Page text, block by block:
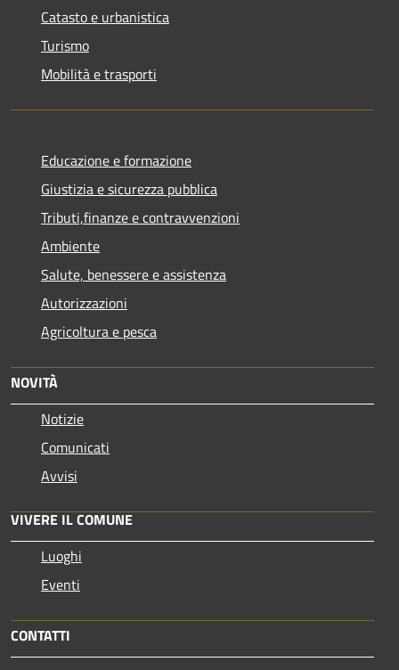
Catasto e urbanistica
Turismo
Mobilità e trasporti
Educazione e formazione
Giustizia e sicurezza pubblica
Tributi,finanze e contravvenzioni
Ambiente
Salute, benessere e assistenza
Autorizzazioni
Agricoltura e pesca
NOVITÀ
Notizie
Comunicati
Avvisi
VIVERE IL COMUNE
Luoghi
Eventi
CONTATTI